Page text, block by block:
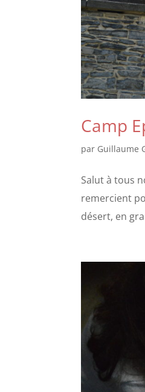
Camp
par Guillaume
Salut à tous
remercient
désert, en